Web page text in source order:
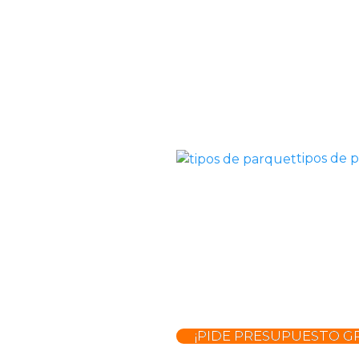
tipos de
¡PIDE PRESUPUESTO